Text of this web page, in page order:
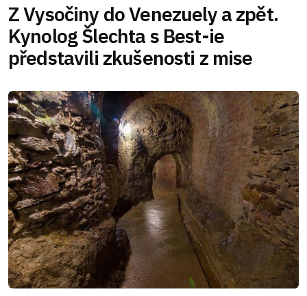
Z Vysočiny do Venezuely a zpět.
Kynolog Šlechta s Best-ie
představili zkušenosti z mise